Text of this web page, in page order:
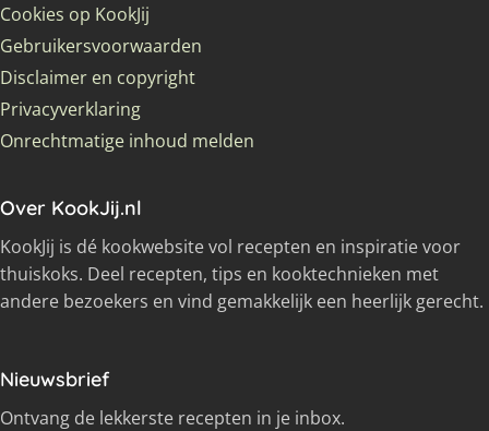
Cookies op KookJij
Gebruikersvoorwaarden
Disclaimer en copyright
Privacyverklaring
Onrechtmatige inhoud melden
Over KookJij.nl
KookJij is dé kookwebsite vol recepten en inspiratie voor
thuiskoks. Deel recepten, tips en kooktechnieken met
andere bezoekers en vind gemakkelijk een heerlijk gerecht.
Nieuwsbrief
Ontvang de lekkerste recepten in je inbox.